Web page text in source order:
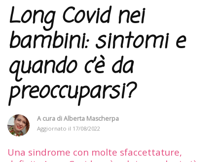
Long Covid nei
bambini: sintomi e
quando c’è da
preoccuparsi?
A cura diAlberta Mascherpa
Aggiornato il 17/08/2022
Una sindrome con molte sfaccettature,